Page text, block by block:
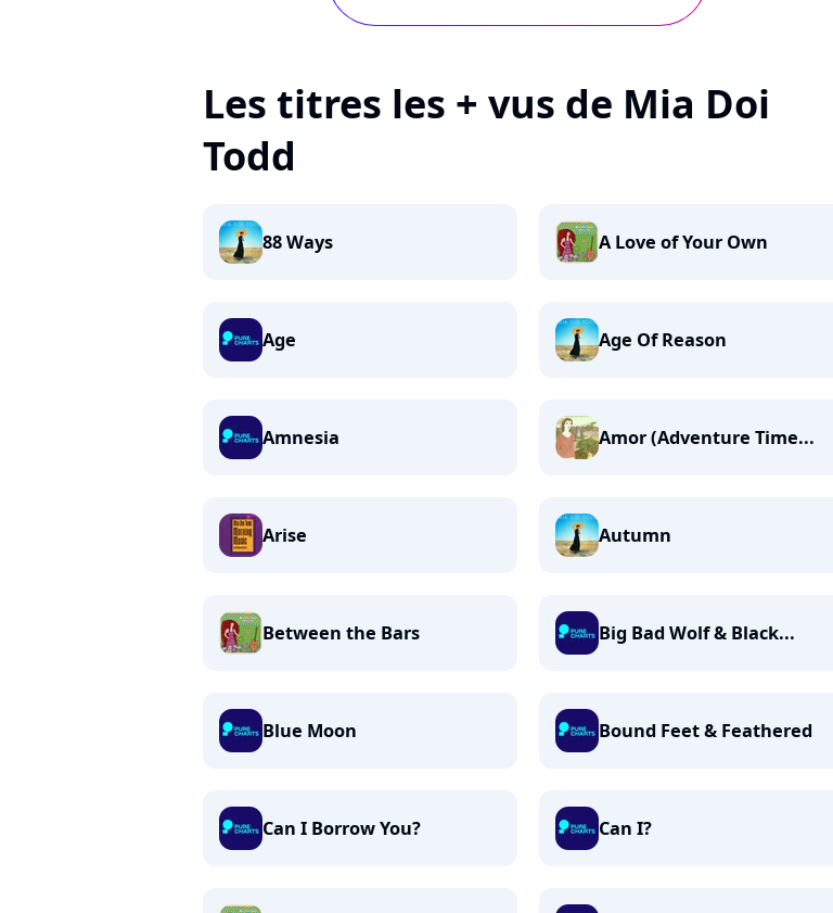
Les titres les + vus de Mia Doi
Todd
88 Ways A Love of Your Own
Age Age Of Reason
Amnesia Amor (Adventure Time...
Arise Autumn
Between the Bars Big Bad Wolf & Black...
Blue Moon Bound Feet & Feathered
Can I Borrow You? Can I?